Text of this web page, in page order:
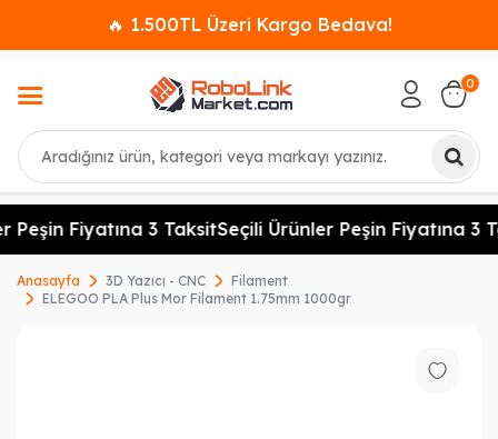
🔥 1.500TL Üzeri Kargo Bedava!
Ara
0
Peşin Fiyatına 3 TaksitSeçili Ürünler Peşin Fiyatına 3
Anasayfa 3D Yazıcı - CNC
Filament
ELEGOO PLA Plus Mor Filament 1.75mm 1000gr